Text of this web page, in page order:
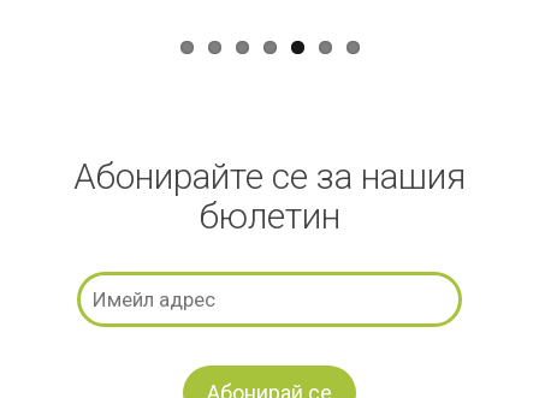
Абонирайте се за нашия
бюлетин